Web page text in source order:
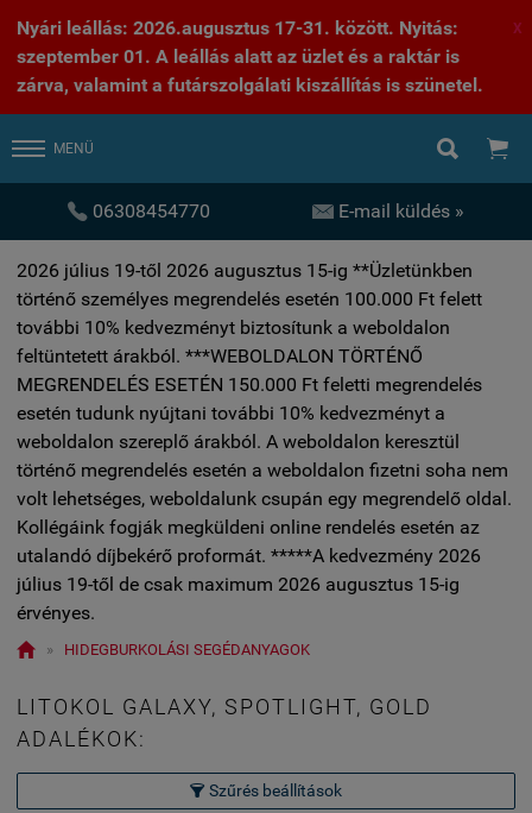
Nyári leállás: 2026.augusztus 17-31. között. Nyitás:
szeptember 01. A leállás alatt az üzlet és a raktár is
zárva, valamint a futárszolgálati kiszállítás is szünetel.
X
MENÜ  
 06308454770  E-mail küldés »
2026 július 19-től 2026 augusztus 15-ig **Üzletünkben
történő személyes megrendelés esetén 100.000 Ft felett
további 10% kedvezményt biztosítunk a weboldalon
feltüntetett árakból. ***WEBOLDALON TÖRTÉNŐ
MEGRENDELÉS ESETÉN 150.000 Ft feletti megrendelés
esetén tudunk nyújtani további 10% kedvezményt a
weboldalon szereplő árakból. A weboldalon keresztül
történő megrendelés esetén a weboldalon fizetni soha nem
volt lehetséges, weboldalunk csupán egy megrendelő oldal.
Kollégáink fogják megküldeni online rendelés esetén az
utalandó díjbekérő proformát. *****A kedvezmény 2026
július 19-től de csak maximum 2026 augusztus 15-ig
érvényes.
 » HIDEGBURKOLÁSI SEGÉDANYAGOK
LITOKOL GALAXY, SPOTLIGHT, GOLD
ADALÉKOK:
 Szűrés beállítások